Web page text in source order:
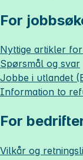
For
Nyttige artikler
Spørsmål og svar
Jobbe i utlandet
Information to
For
Vilkår og